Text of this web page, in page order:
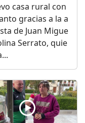
casa rural con
gracias a la a
de Juan Migue
Serrato, quie